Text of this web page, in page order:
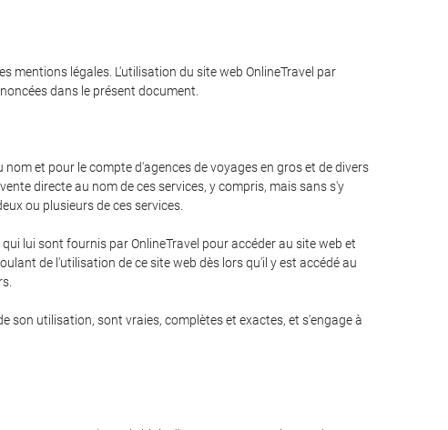
mentions légales. L'utilisation du site web OnlineTravel par
dans le présent document.
et pour le compte d'agences de voyages en gros et de divers
directe au nom de ces services, y compris, mais sans s'y
ou plusieurs de ces services.
lui sont fournis par OnlineTravel pour accéder au site web et
de l'utilisation de ce site web dès lors qu'il y est accédé au
utilisation, sont vraies, complètes et exactes, et s'engage à